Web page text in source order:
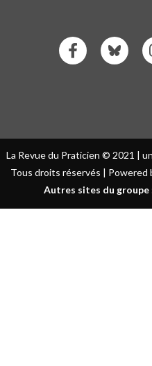
La Revue du Praticien © 2021 |
Tous droits réservés | Powered
Autres sites du groupe